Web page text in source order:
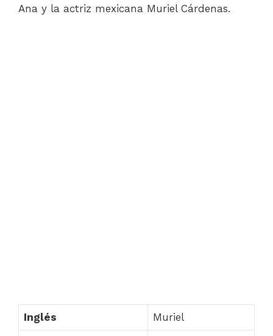
Ana y la actriz mexicana Muriel Cárdenas.
Inglés Muriel